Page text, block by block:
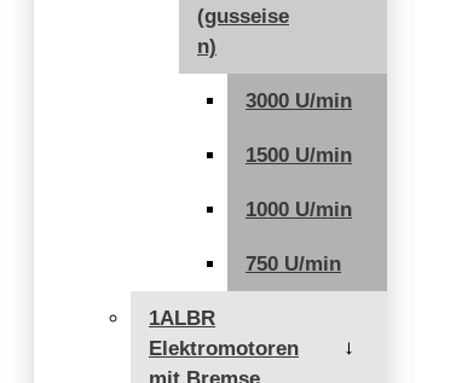
(gusseise
n)
3000 U/min
1500 U/min
1000 U/min
750 U/min
1ALBR
Elektromotoren
→